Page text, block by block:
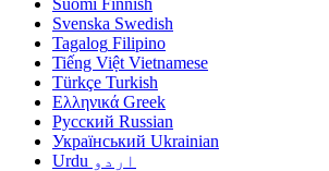
Suomi Finnish
Svenska Swedish
Tagalog Filipino
Tiếng Việt Vietnamese
Türkçe Turkish
Ελληνικά Greek
Русский Russian
Український Ukrainian
اردو Urdu